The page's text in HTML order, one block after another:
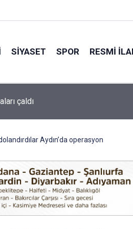
SIYASET SPOR RESMI
isimler belli oldu
Aydın’da operasyon